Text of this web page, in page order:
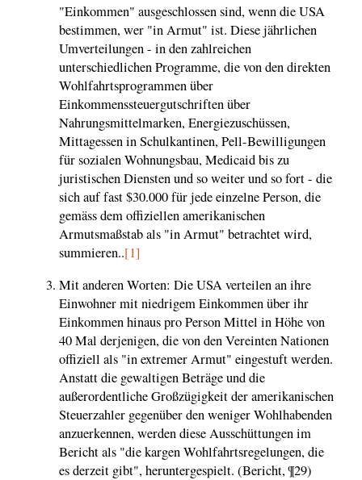
"Einkommen" ausgeschlossen sind, wenn die USA
bestimmen, wer "in Armut" ist. Diese jährlichen
Umverteilungen - in den zahlreichen
unterschiedlichen Programme, die von den direkten
Wohlfahrtsprogrammen über
Einkommenssteuergutschriften über
Nahrungsmittelmarken, Energiezuschüssen,
Mittagessen in Schulkantinen, Pell-Bewilligungen
für sozialen Wohnungsbau, Medicaid bis zu
juristischen Diensten und so weiter und so fort - die
sich auf fast $30.000 für jede einzelne Person, die
gemäss dem offiziellen amerikanischen
Armutsmaßstab als "in Armut" betrachtet wird,
summieren..[1]
Mit anderen Worten: Die USA verteilen an ihre
Einwohner mit niedrigem Einkommen über ihr
Einkommen hinaus pro Person Mittel in Höhe von
40 Mal derjenigen, die von den Vereinten Nationen
offiziell als "in extremer Armut" eingestuft werden.
Anstatt die gewaltigen Beträge und die
außerordentliche Großzügigkeit der amerikanischen
Steuerzahler gegenüber den weniger Wohlhabenden
anzuerkennen, werden diese Ausschüttungen im
Bericht als "die kargen Wohlfahrtsregelungen, die
es derzeit gibt", heruntergespielt. (Bericht, ¶29)